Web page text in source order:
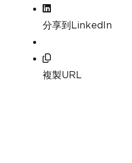
分享到LinkedIn
複製URL